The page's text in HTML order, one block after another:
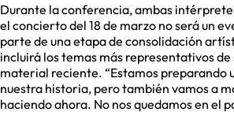
Durante la conferencia, ambas
el concierto del 18 de marzo no será un
parte de una etapa de consolidación
incluirá los temas más representativos
material reciente. “Estamos preparando
nuestra historia, pero también vamos a
haciendo ahora. No nos quedamos en el